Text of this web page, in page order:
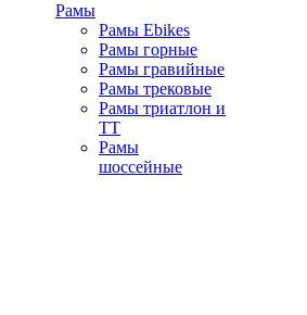
Рамы
Рамы Ebikes
Рамы горные
Рамы гравийные
Рамы трековые
Рамы триатлон и
ТТ
Рамы
шоссейные